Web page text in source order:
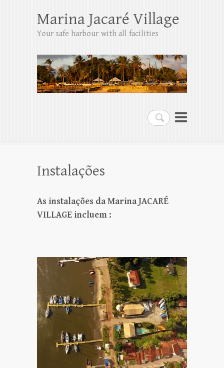
Search
Marina Jacaré Village
Your safe harbour with all facilities
Instalações
As instalações da Marina JACARÉ
VILLAGE incluem :